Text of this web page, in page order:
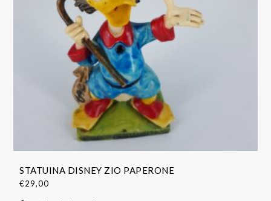
STATUINA DISNEY ZIO PAPERONE
€29,00